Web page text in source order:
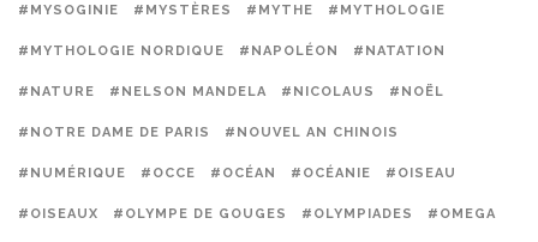
#MYSOGINIE #MYSTÈRES #MYTHE #MYTHOLOGIE
#MYTHOLOGIE NORDIQUE #NAPOLÉON #NATATION
#NATURE #NELSON MANDELA #NICOLAUS #NOËL
#NOTRE DAME DE PARIS #NOUVEL AN CHINOIS
#NUMÉRIQUE #OCCE #OCÉAN #OCÉANIE #OISEAU
#OISEAUX #OLYMPE DE GOUGES #OLYMPIADES #OMEGA